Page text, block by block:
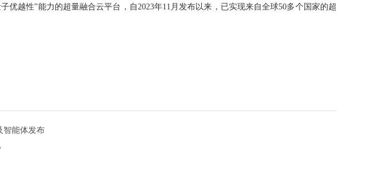
优越性”能力的超量融合云平台，自2023年11月发布以来，已实现来自全球50多个国家的超
智能体发布